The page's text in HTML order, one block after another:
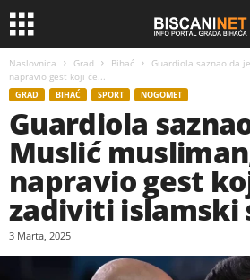
Naslovnica Grad Bihać
Guardiola saznao da
napravio gest koji će...
GRAD BIHAĆ SPORT NOGOMET
Guardiola
Muslić
napravio gest
zadiviti islamski
3 Marta, 2025